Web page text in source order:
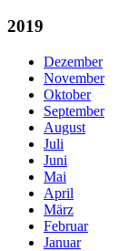
2019
Dezember
November
Oktober
September
August
Juli
Juni
Mai
April
März
Februar
Januar